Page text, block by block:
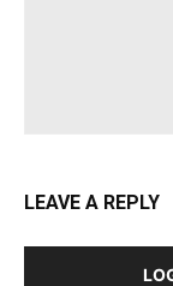
LEAVE A REPLY